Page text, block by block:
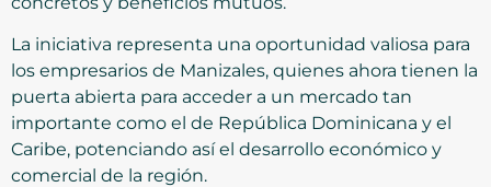
La iniciativa representa una oportunidad valiosa para
los empresarios de Manizales, quienes ahora tienen la
puerta abierta para acceder a un mercado tan
importante como el de República Dominicana y el
Caribe, potenciando así el desarrollo económico y
comercial de la región.